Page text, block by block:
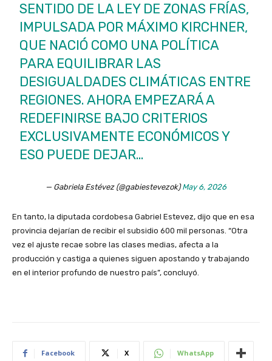
SENTIDO DE LA LEY DE ZONAS FRÍAS,
IMPULSADA POR MÁXIMO KIRCHNER,
QUE NACIÓ COMO UNA POLÍTICA
PARA EQUILIBRAR LAS
DESIGUALDADES CLIMÁTICAS ENTRE
REGIONES. AHORA EMPEZARÁ A
REDEFINIRSE BAJO CRITERIOS
EXCLUSIVAMENTE ECONÓMICOS Y
ESO PUEDE DEJAR…
— Gabriela Estévez (@gabiestevezok)May 6, 2026
En tanto, la diputada cordobesa Gabriel Estevez, dijo que en esa
provincia dejarían de recibir el subsidio 600 mil personas. “Otra
vez el ajuste recae sobre las clases medias, afecta a la
producción y castiga a quienes siguen apostando y trabajando
en el interior profundo de nuestro país”, concluyó.
Facebook X WhatsApp